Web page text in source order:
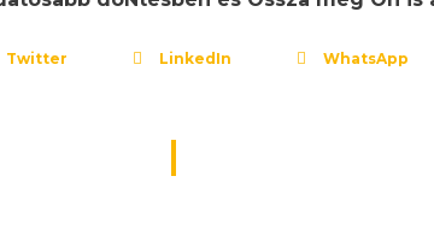
Twitter LinkedIn WhatsApp